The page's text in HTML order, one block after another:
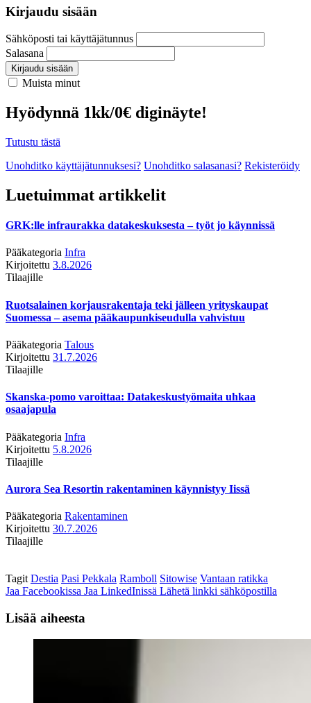
Kirjaudu sisään
Sähköposti tai käyttäjätunnus
Salasana
Kirjaudu sisään
Muista minut
Hyödynnä 1kk/0€ diginäyte!
Tutustu tästä
Unohditko käyttäjätunnuksesi? Unohditko salasanasi? Rekisteröidy
Luetuimmat artikkelit
GRK:lle infraurakka datakeskuksesta – työt jo käynnissä
Pääkategoria Infra
Kirjoitettu 3.8.2026
Tilaajille
Ruotsalainen korjausrakentaja teki jälleen yrityskaupat
Suomessa – asema pääkaupunkiseudulla vahvistuu
Pääkategoria Talous
Kirjoitettu 31.7.2026
Tilaajille
Skanska-pomo varoittaa: Datakeskustyömaita uhkaa
osaajapula
Pääkategoria Infra
Kirjoitettu 5.8.2026
Tilaajille
Aurora Sea Resortin rakentaminen käynnistyy Iissä
Pääkategoria Rakentaminen
Kirjoitettu 30.7.2026
Tilaajille
Tagit Destia Pasi Pekkala Ramboll Sitowise Vantaan ratikka
Jaa Facebookissa Jaa LinkedInissä Lähetä linkki sähköpostilla
Lisää aiheesta